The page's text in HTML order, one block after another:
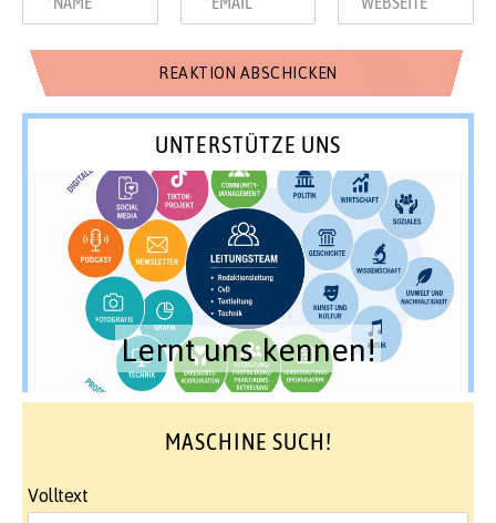
UNTERSTÜTZE UNS
Lernt uns kennen!
MASCHINE SUCH!
Volltext